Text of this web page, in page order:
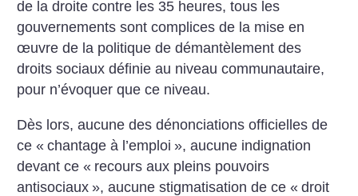
de la droite contre les 35 heures, tous les
gouvernements sont complices de la mise en
œuvre de la politique de démantèlement des
droits sociaux définie au niveau communautaire,
pour n’évoquer que ce niveau.
Dès lors, aucune des dénonciations officielles de
ce « chantage à l’emploi », aucune indignation
devant ce « recours aux pleins pouvoirs
antisociaux », aucune stigmatisation de ce « droit